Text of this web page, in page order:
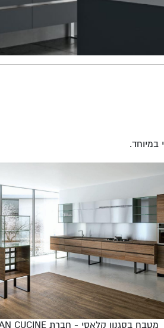
במיוחד.
מטבח בסגנון קלאסי - חברת ARAN CUCINE